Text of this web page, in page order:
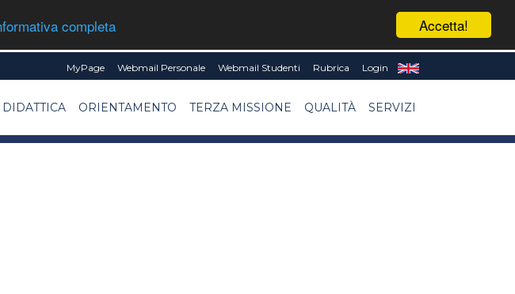
Accetta!
completa
MyPage Webmail Personale Webmail Studenti Rubrica Login
DIDATTICA ORIENTAMENTO TERZA MISSIONE QUALITÀ SERVIZI